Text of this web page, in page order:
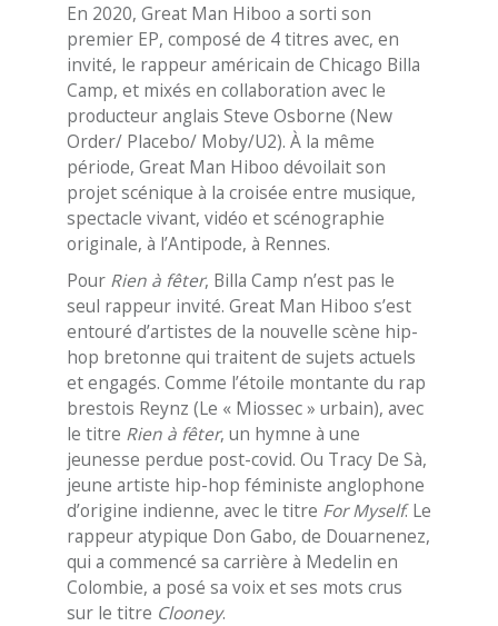
En 2020, Great Man Hiboo a sorti son
premier EP, composé de 4 titres avec, en
invité, le rappeur américain de Chicago Billa
Camp, et mixés en collaboration avec le
producteur anglais Steve Osborne (New
Order/ Placebo/ Moby/U2). À la même
période, Great Man Hiboo dévoilait son
projet scénique à la croisée entre musique,
spectacle vivant, vidéo et scénographie
originale, à l’Antipode, à Rennes.
Pour Rien à fêter, Billa Camp n’est pas le
seul rappeur invité. Great Man Hiboo s’est
entouré d’artistes de la nouvelle scène hip-
hop bretonne qui traitent de sujets actuels
et engagés. Comme l’étoile montante du rap
brestois Reynz (Le « Miossec » urbain), avec
le titre Rien à fêter, un hymne à une
jeunesse perdue post-covid. Ou Tracy De Sà,
jeune artiste hip-hop féministe anglophone
d’origine indienne, avec le titre For Myself. Le
rappeur atypique Don Gabo, de Douarnenez,
qui a commencé sa carrière à Medelin en
Colombie, a posé sa voix et ses mots crus
sur le titre Clooney.